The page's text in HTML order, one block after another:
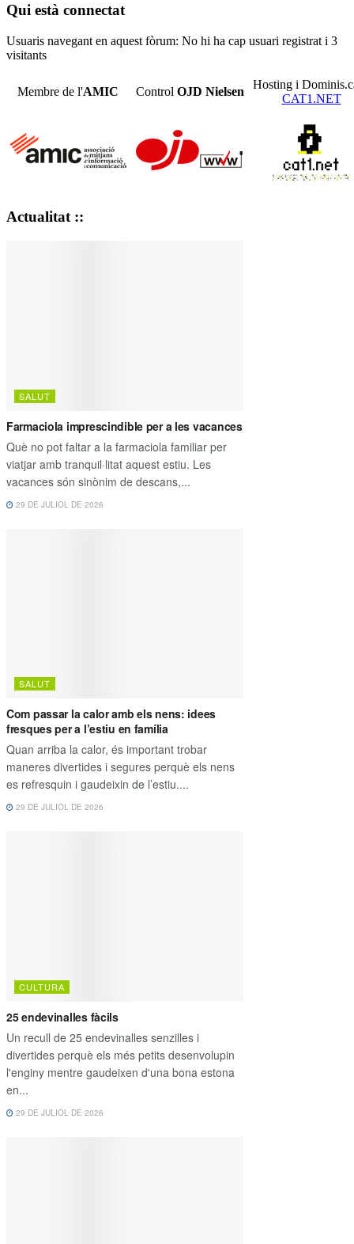
Qui està connectat
Usuaris navegant en aquest fòrum: No hi ha cap usuari registrat i 3
visitants
Membre de l'AMIC Control OJD Nielsen
Hosting i
CAT1.NET
Actualitat ::